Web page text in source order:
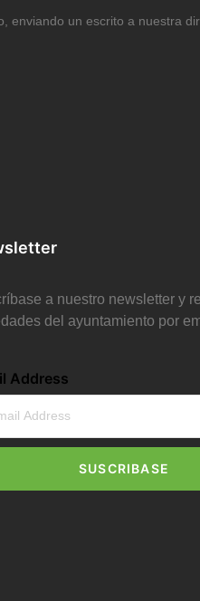
enviando un escrito a nuestra
a nuestro newsletter y
del ayuntamiento por
Address
SUSCRIBASE